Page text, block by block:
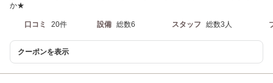
か★
口コミ 20件 設備 総数6 スタッフ 総数3人
クーポンを表示